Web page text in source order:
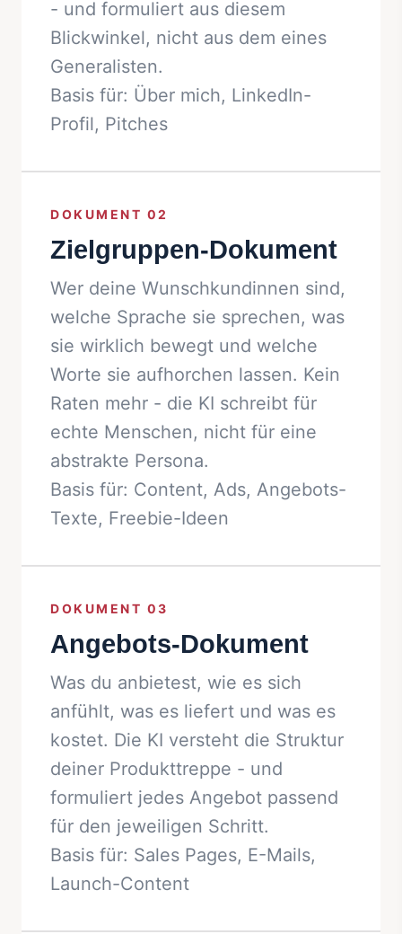
- und formuliert aus diesem
Blickwinkel, nicht aus dem eines
Generalisten.
Basis für: Über mich, LinkedIn-
Profil, Pitches
DOKUMENT 02
Zielgruppen-Dokument
Wer deine Wunschkundinnen sind,
welche Sprache sie sprechen, was
sie wirklich bewegt und welche
Worte sie aufhorchen lassen. Kein
Raten mehr - die KI schreibt für
echte Menschen, nicht für eine
abstrakte Persona.
Basis für: Content, Ads, Angebots-
Texte, Freebie-Ideen
DOKUMENT 03
Angebots-Dokument
Was du anbietest, wie es sich
anfühlt, was es liefert und was es
kostet. Die KI versteht die Struktur
deiner Produkttreppe - und
formuliert jedes Angebot passend
für den jeweiligen Schritt.
Basis für: Sales Pages, E-Mails,
Launch-Content